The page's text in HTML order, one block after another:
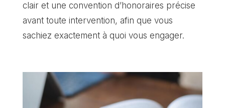
clair et une convention d’honoraires précise
avant toute intervention, afin que vous
sachiez exactement à quoi vous engager.